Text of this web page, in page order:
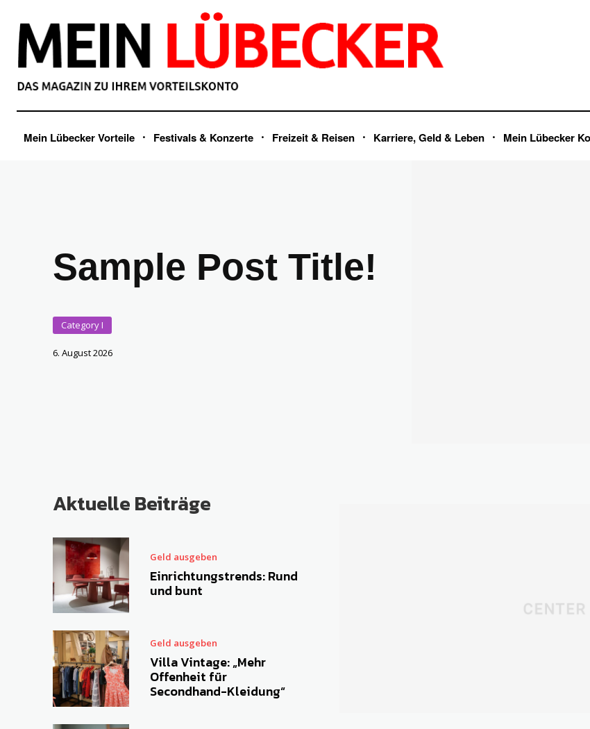
Mein Lübecker Vorteile Festivals & Konzerte Freizeit & Reisen Karriere, Geld & Leben Mein Lübecker
Sample Post Title!
Category I
6. August 2026
Aktuelle Beiträge
Geld ausgeben
Einrichtungstrends: Rund
und bunt
Geld ausgeben
Villa Vintage: „Mehr
Offenheit für
Secondhand-Kleidung“